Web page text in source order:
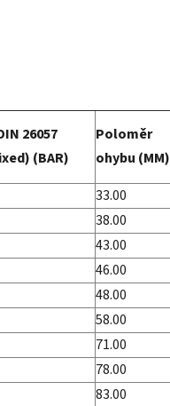
26057
(BAR)
Poloměr
ohybu (MM)
33.00
38.00
43.00
46.00
48.00
58.00
71.00
78.00
83.00